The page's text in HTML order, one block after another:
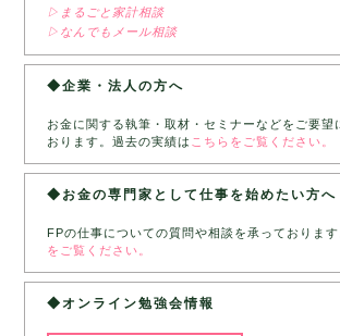
▷まるごと家計相談
▷なんでもメール相談
◆企業・法人の方へ
お金に関する執筆・取材・セミナーなどをご要望
おります。過去の実績は こちらをご覧ください。
◆お金の専門家として仕事を始めたい方へ
FPの仕事についての質問や相談を承っておりま
をご覧ください。
◆オンライン勉強会情報